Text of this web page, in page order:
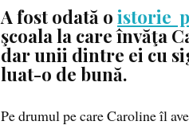
A fost odată oistorie
şcoala la care învăţa
dar unii dintre ei cu
luat-o de bună.
Pe drumul pe care Caroline îl